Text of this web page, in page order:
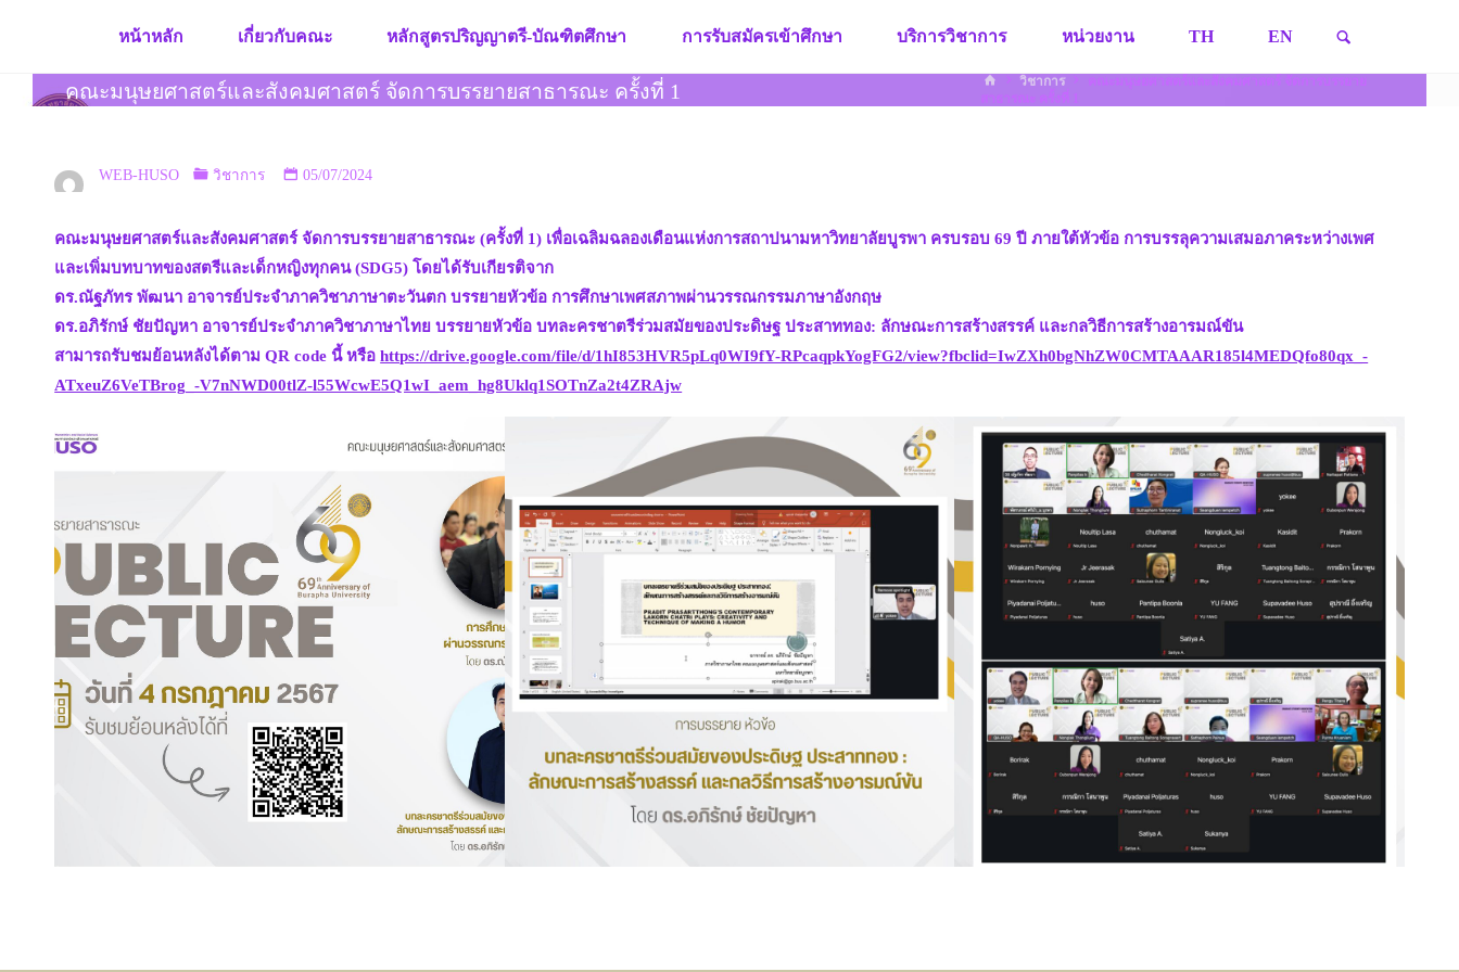
content
หน้าหลัก เกี่ยวกับคณะ หลักสูตรปริญญาตรี-บัณฑิตศึกษา การรับสมัครเข้าศึกษา บริการวิชาการ หน่วยงาน TH EN
คณะมนุษยศาสตร์และสังคมศาสตร์ จัดการบรรยายสาธารณะ ครั้งที่ 1
HOMEวิชาการ
WEB-HUSO วิชาการ 05/07/2024
คณะมนุษยศาสตร์และสังคมศาสตร์ จัดการบรรยายสาธารณะ (ครั้งที่ 1) เพื่อเฉลิมฉลองเดือนแห่งการสถาปนามหาวิทยาลัยบูรพา ครบรอบ 69 ปี ภายใต้หัวข้อ การบรรลุความเสมอภาคระหว่างเพศ
และเพิ่มบทบาทของสตรีและเด็กหญิงทุกคน (SDG5) โดยได้รับเกียรติจาก
ดร.ณัฐภัทร พัฒนา อาจารย์ประจำภาควิชาภาษาตะวันตก บรรยายหัวข้อ การศึกษาเพศสภาพผ่านวรรณกรรมภาษาอังกฤษ
ดร.อภิรักษ์ ชัยปัญหา อาจารย์ประจำภาควิชาภาษาไทย บรรยายหัวข้อ บทละครชาตรีร่วมสมัยของประดิษฐ ประสาททอง: ลักษณะการสร้างสรรค์ และกลวิธีการสร้างอารมณ์ขัน
สามารถรับชมย้อนหลังได้ตาม QR code นี้ หรือhttps://drive.google.com/file/d/1hI853HVR5pLq0WI9fY-RPcaqpkYogFG2/view?fbclid=IwZXh0bgNhZW0CMTAAAR185l4MEDQfo80qx_-
ATxeuZ6VeTBrog_-V7nNWD00tlZ-l55WcwE5Q1wI_aem_hg8Uklq1SOTnZa2t4ZRAjw